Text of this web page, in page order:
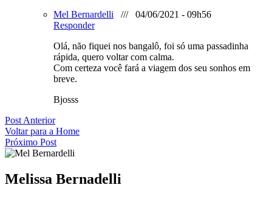
Mel Bernardelli /// 04/06/2021 - 09h56
Responder
Olá, não fiquei nos bangalô, foi só uma passadinha
rápida, quero voltar com calma.
Com certeza você fará a viagem dos seu sonhos em
breve.
Bjosss
Post Anterior
Voltar para a Home
Próximo Post
Melissa Bernadelli